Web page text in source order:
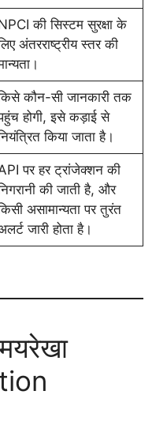
की सिस्टम सुरक्षा के
अंतरराष्ट्रीय स्तर की
कौन-सी जानकारी तक
होगी, इसे कड़ाई से
किया जाता है।
पर हर ट्रांजेक्शन की
की जाती है, और
असामान्यता पर तुरंत
जारी होता है।